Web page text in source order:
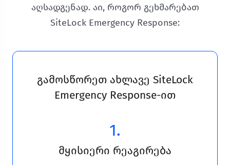
აღსადგენად. აი, როგორ გეხმარებათ
SiteLock Emergency Response:
გამოსწორეთ ახლავე SiteLock
Emergency Response-ით
1.
მყისიერი რეაგირება